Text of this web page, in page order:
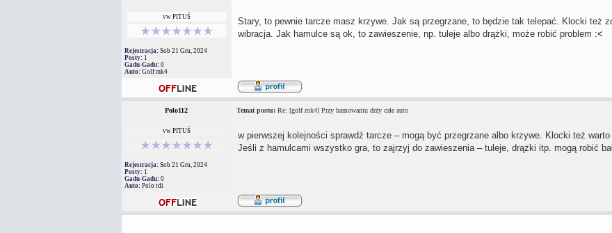
vw PITUŚ
Rejestracja: Sob 21 Gru, 2024
Posty: 1
Gadu-Gadu: 0
Auto: Golf mk4
Stary, to pewnie tarcze masz krzywe. Jak są przegrzane, to będzie tak telepać. Klocki też
wibracja. Jak hamulce są ok, to zawieszenie, np. tuleje albo drążki, może robić problem :<
Polo112 Temat postu:Re: [golf mk4] Przy hamowaniu drży całe auto
vw PITUŚ
Rejestracja: Sob 21 Gru, 2024
Posty: 1
Gadu-Gadu: 0
Auto: Polo tdi
w pierwszej kolejności sprawdź tarcze – mogą być przegrzane albo krzywe. Klocki też
Jeśli z hamulcami wszystko gra, to zajrzyj do zawieszenia – tuleje, drążki itp. mogą robić